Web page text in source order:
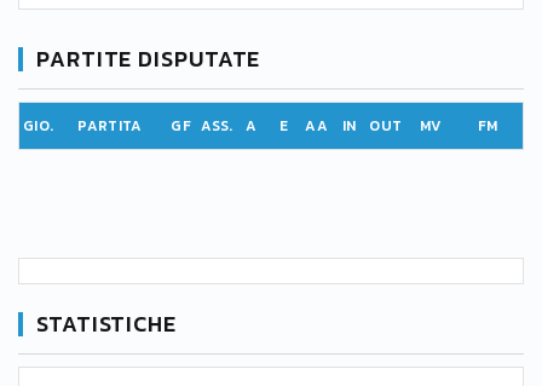
PARTITE DISPUTATE
GIO. PARTITA GF ASS. A E AA IN OUT MV FM
STATISTICHE